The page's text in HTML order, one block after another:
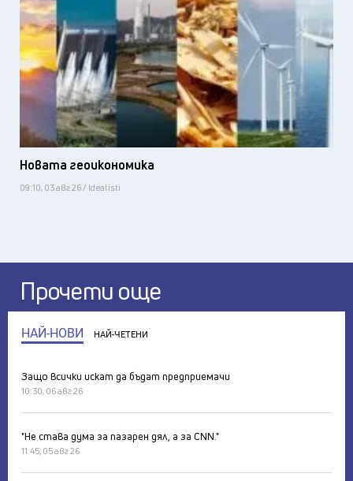
Новата геоикономика
09:10, 03 авг 26 / Idealisti
Прочети още
НАЙ-НОВИ НАЙ-ЧЕТЕНИ
Защо всички искат да бъдат предприемачи
10:30, 06 авг 26
"Не става дума за пазарен дял, а за CNN."
11:45, 05 авг 26